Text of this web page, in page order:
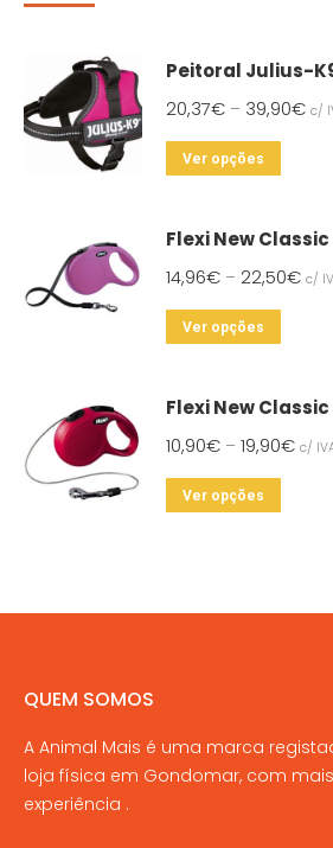
Peitoral Julius-
20,37€ – 39,90€ c/
Ver opções
The
options
be
on
the
Flexi New
14,96€ – 22,50€ c/
Ver opções
The
options
page
Flexi New
10,90€ – 19,90€ c/
Ver opções
be
QUEM SOMOS
A Animal Mais é uma marca
loja física em Gondomar, com
experiência .